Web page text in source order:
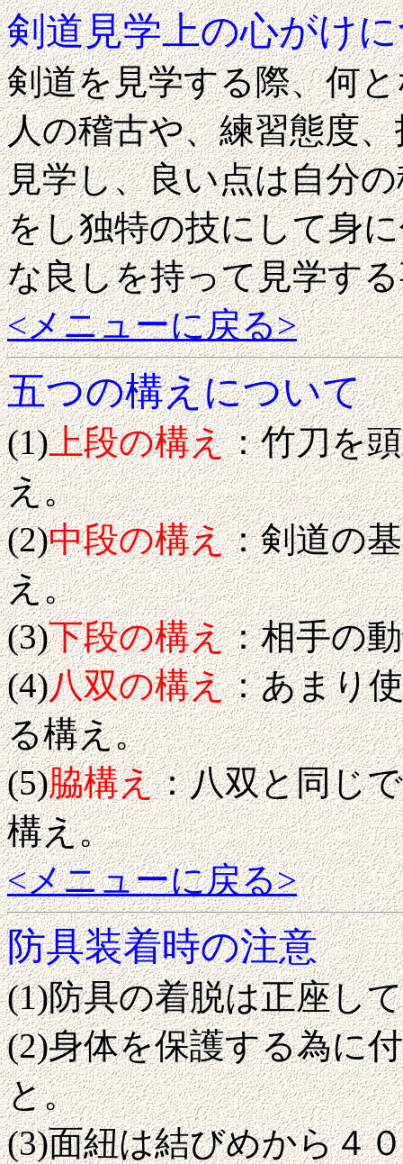
剣道見学上の心がけ
剣道を見学する際、何
人の稽古や、練習態度
見学し、良い点は自分
をし独特の技にして身
な良しを持って見学す
<メニューに戻る>
五つの構えについて
(1)上段の構え：竹刀を
え。
(2)中段の構え：剣道の
え。
(3)下段の構え：相手の
(4)八双の構え：あまり
る構え。
(5)脇構え：八双と同じ
構え。
<メニューに戻る>
防具装着時の注意
(1)防具の着脱は正座し
(2)身体を保護する為に
と。
(3)面紐は結びめから４